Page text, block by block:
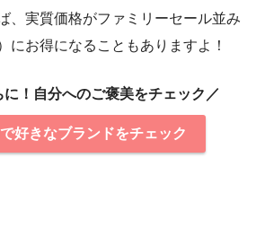
、実質価格がファミリーセール並み
にお得になることもありますよ！
に！自分へのご褒美をチェック／
好きなブランドをチェック